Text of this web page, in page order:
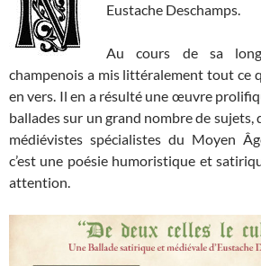
Eustache Deschamps.
Au cours de sa
champenois a mis littéralement tout ce
en vers. Il en a résulté une œuvre
ballades sur un grand nombre de
médiévistes spécialistes du Moyen
c’est une poésie humoristique et
attention.